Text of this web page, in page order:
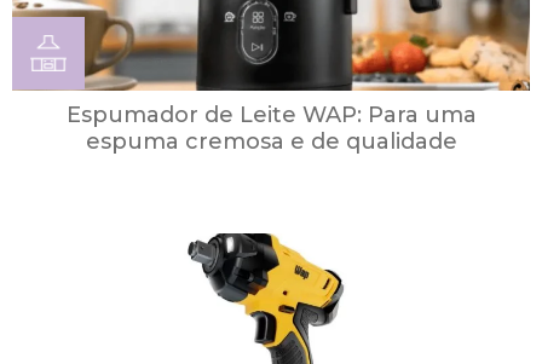
Espumador de Leite WAP: Para uma
espuma cremosa e de qualidade